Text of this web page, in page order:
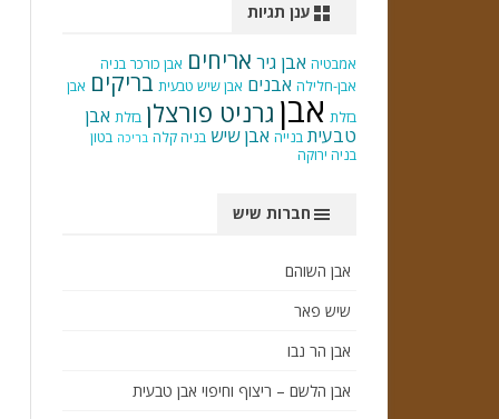
ענן תגיות
אמבטיה אבן גיר אריחים אבן כורכר בניה
אבן-חלילה אבנים אבן שיש טבעית בריקים אבן
בזלת אבן גרניט פורצלן בזלת אבן
טבעית בנייה אבן שיש בניה קלה בריכה בטון
בניה ירוקה
חברות שיש
אבן השוהם
שיש פאר
אבן הר נבו
אבן הלשם – ריצוף וחיפוי אבן טבעית